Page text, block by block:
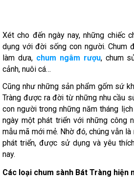
Xét cho đến ngày nay, những chiếc
dụng với đời sống con người. Chum
làm dưa, chum ngâm rượu, chum
cảnh, nuôi cá…
Cũng như những sản phẩm gốm sứ
Tràng được ra đời từ những nhu cầu
con người trong những năm tháng
ngày một phát triển với những công
mẫu mã mới mẻ. Nhờ đó, chúng vẫn
phát triển, được sử dụng và yêu
nay.
Các loại chum sành Bát Tràng hiện